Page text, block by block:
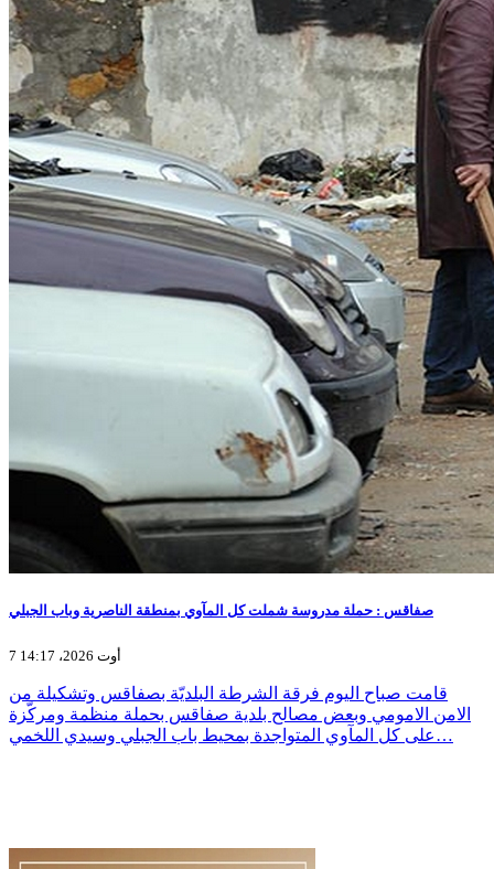
صفاقس : حملة مدروسة شملت كل المآوي بمنطقة الناصرية وباب الجبلي
7 أوت 2026، 14:17
قامت صباح اليوم فرقة الشرطة البلديّة بصفاقس وتشكيلة من
الامن الامومي وبعض مصالح بلدية صفاقس بحملة منظمة ومركّزة
على كل المآوي المتواجدة بمحيط باب الجبلي وسيدي اللخمي…